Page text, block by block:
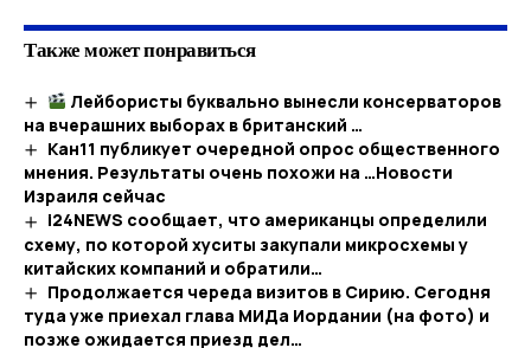
Также может понравиться
Лейбористы буквально вынесли консерваторов
на вчерашних выборах в британский …
Кан11 публикует очередной опрос общественного
мнения. Результаты очень похожи на …​Новости
Израиля сейчас
i24NEWS сообщает, что американцы определили
схему, по которой хуситы закупали микросхемы у
китайских компаний и обратили…
Продолжается череда визитов в Сирию. Сегодня
туда уже приехал глава МИДа Иордании (на фото) и
позже ожидается приезд дел…